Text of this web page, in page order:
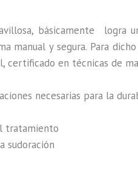
básicamente
logra
manual y segura. Para
certificado en técnicas de
necesarias para la
tratamiento
sudoración